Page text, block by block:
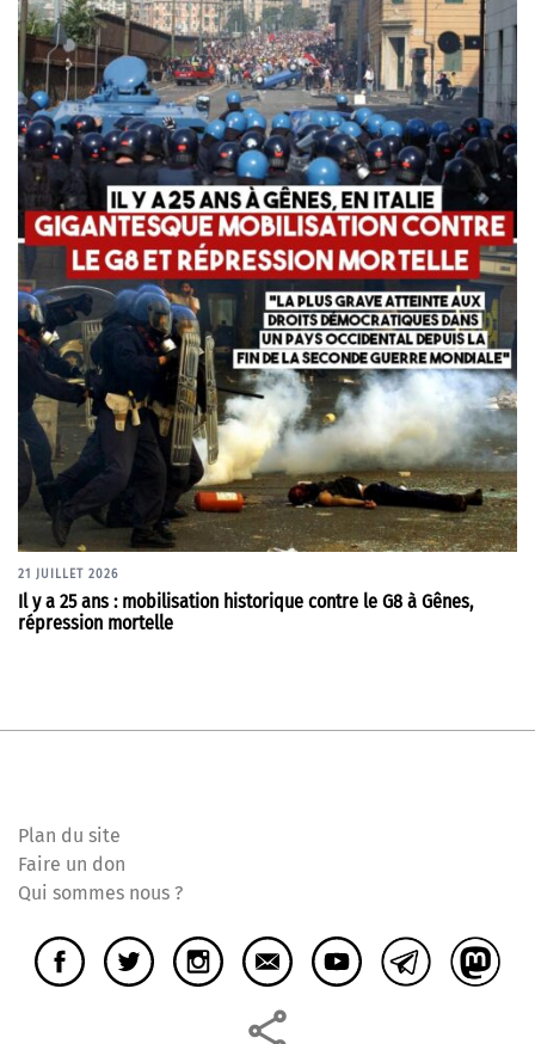
21 JUILLET 2026
Il y a 25 ans : mobilisation historique contre le G8 à Gênes,
répression mortelle
Plan du site
Faire un don
Qui sommes nous ?